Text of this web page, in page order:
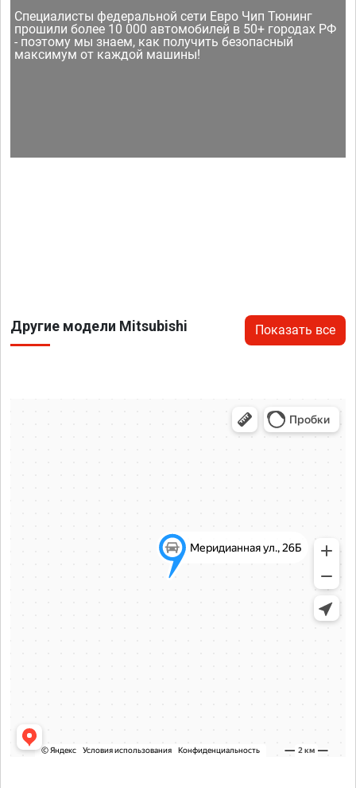
Специалисты федеральной сети Евро Чип Тюнинг
прошили более 10 000 автомобилей в 50+ городах РФ
- поэтому мы знаем, как получить безопасный
максимум от каждой машины!
Другие модели Mitsubishi Показать все